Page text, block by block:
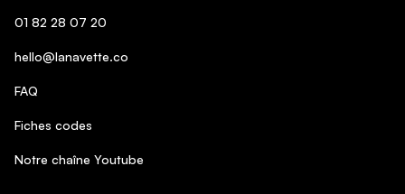
01 82 28 07 20
hello@lanavette.co
FAQ
Fiches codes
Notre chaîne Youtube